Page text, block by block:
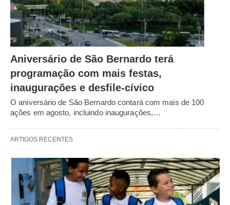
Aniversário de São Bernardo terá
programação com mais festas,
inaugurações e desfile-cívico
O aniversário de São Bernardo contará com mais de 100
ações em agosto, incluindo inaugurações,…
ARTIGOS RECENTES